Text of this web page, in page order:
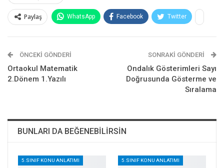
Paylaş WhatsApp Facebook Twitter
ReddIt
ÖNCEKI GÖNDERI
Ortaokul Matematik
2.Dönem 1.Yazılı
SONRAKI GÖNDERI
Ondalık Gösterimleri Sayı
Doğrusunda Gösterme ve
Sıralama
BUNLARI DA BEĞENEBILIRSIN
5.SINIF KONU ANLATIMI 5.SINIF KONU ANLATIMI